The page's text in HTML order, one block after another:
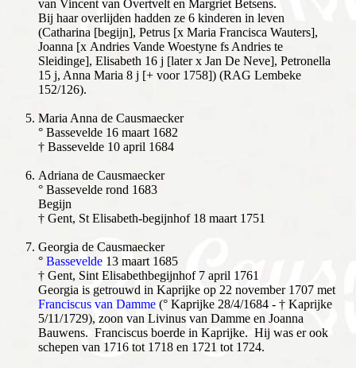
van Vincent van Overtvelt en Margriet Betsens.
Bij haar overlijden hadden ze 6 kinderen in leven
(Catharina [begijn], Petrus [x Maria Francisca Wauters],
Joanna [x Andries Vande Woestyne fs Andries te
Sleidinge], Elisabeth 16 j [later x Jan De Neve], Petronella
15 j, Anna Maria 8 j [+ voor 1758]) (RAG Lembeke
152/126).
Maria Anna de Causmaecker
° Bassevelde 16 maart 1682
† Bassevelde 10 april 1684
Adriana de Causmaecker
° Bassevelde rond 1683
Begijn
† Gent, St Elisabeth-begijnhof 18 maart 1751
Georgia de Causmaecker
° Bassevelde 13 maart 1685
† Gent, Sint Elisabethbegijnhof 7 april 1761
Georgia is getrouwd in Kaprijke op 22 november 1707 met
Franciscus van Damme (° Kaprijke 28/4/1684 - † Kaprijke
5/11/1729), zoon van Livinus van Damme en Joanna
Bauwens. Franciscus boerde in Kaprijke. Hij was er ook
schepen van 1716 tot 1718 en 1721 tot 1724.